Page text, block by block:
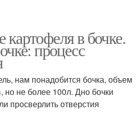
в бочке.
процесс
нам понадобится бочка, объем
но не более 100л. Дно бочки
просверлить отверстия